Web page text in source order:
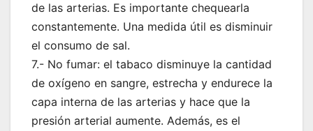
de las arterias. Es importante chequearla
constantemente. Una medida útil es disminuir
el consumo de sal.
7.- No fumar: el tabaco disminuye la cantidad
de oxígeno en sangre, estrecha y endurece la
capa interna de las arterias y hace que la
presión arterial aumente. Además, es el